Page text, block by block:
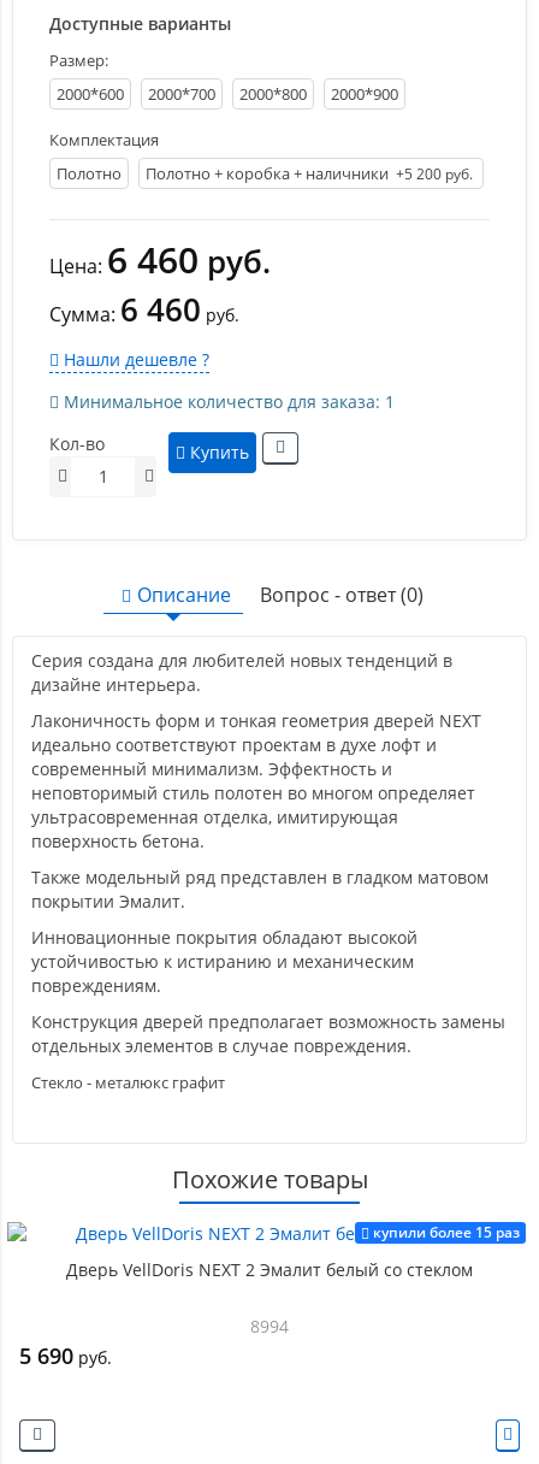
Доступные варианты
Размер:
2000*600
2000*700 2000*800 2000*900
Комплектация
Полотно
Полотно + коробка + наличники +5 200 руб.
Цена: 6 460 руб.
Сумма: 6 460 руб.
Нашли дешевле ?
Минимальное количество для заказа: 1
Кол-во
Купить
Описание Вопрос - ответ (0)
Серия создана для любителей новых тенденций в
дизайне интерьера.
Лаконичность форм и тонкая геометрия дверей NEXT
идеально соответствуют проектам в духе лофт и
современный минимализм. Эффектность и
неповторимый стиль полотен во многом определяет
ультрасовременная отделка, имитирующая
поверхность бетона.
Также модельный ряд представлен в гладком матовом
покрытии Эмалит.
Инновационные покрытия обладают высокой
устойчивостью к истиранию и механическим
повреждениям.
Конструкция дверей предполагает возможность замены
отдельных элементов в случае повреждения.
Стекло - металюкс графит
Похожие товары
купили более 15 раз
Дверь VellDoris NEXT 2 Эмалит белый со стеклом
8994
5 690 руб.